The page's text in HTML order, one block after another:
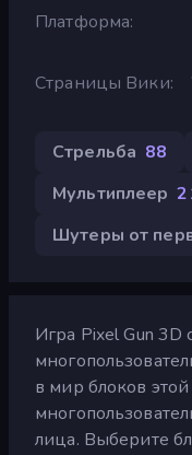
Платформа
Страницы Вики
Стрельба 88
Мультиплеер
Шутеры от
Игра Pixel Gun 3D
в мир блоков
лица. Выберите